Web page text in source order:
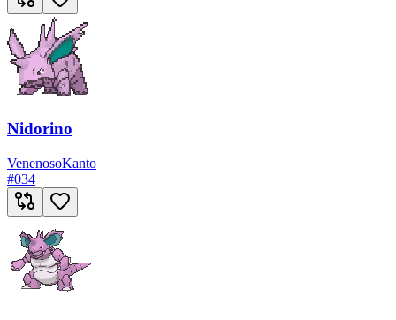
Nidorino
VenenosoKanto
#034